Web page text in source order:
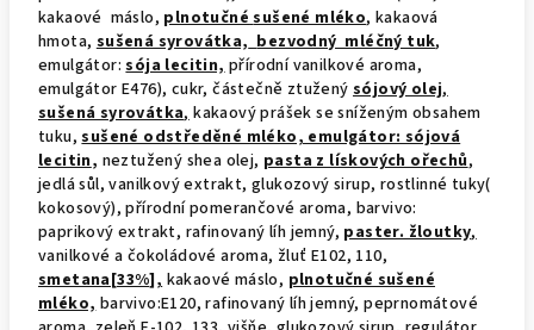
kakaové máslo, plnotučnésušené mléko, kakaová
hmota,sušená syrovátka, bezvodný mléčný tuk,
emulgátor: sója lecitin,přírodní vanilkové aroma,
emulgátor E476), cukr, částečně ztužený sójový olej,
sušená syrovátka,kakaový prášek se sníženým obsahem
tuku,sušené odstředěné mléko, emulgátor: sójová
lecitin, neztužený shea olej, pasta z lískových ořechů,
jedlá sůl, vanilkový extrakt, glukozový sirup, rostlinné tuky(
kokosový), přírodní pomerančové aroma, barvivo:
paprikový extrakt, rafinovaný líh jemný, paster. žloutky,
vanilkové a čokoládové aroma, žluť E102, 110,
smetana[33%],kakaové máslo, plnotučné sušené
mléko,barvivo:E120, rafinovaný líh jemný, peprnomátové